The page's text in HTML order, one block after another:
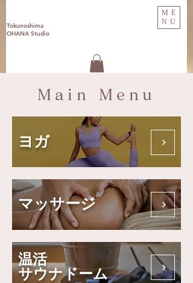
Tokunoshima
OHANA Studio
ME
NU
Main Menu
​ヨガ
マッサージ
温活
サウナドーム